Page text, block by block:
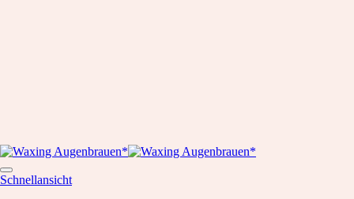
Schnellansicht